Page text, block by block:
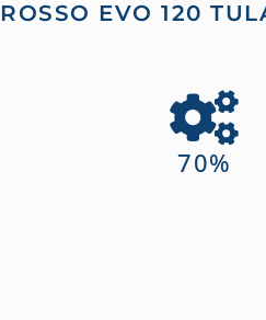
ROSSO EVO 120
70%